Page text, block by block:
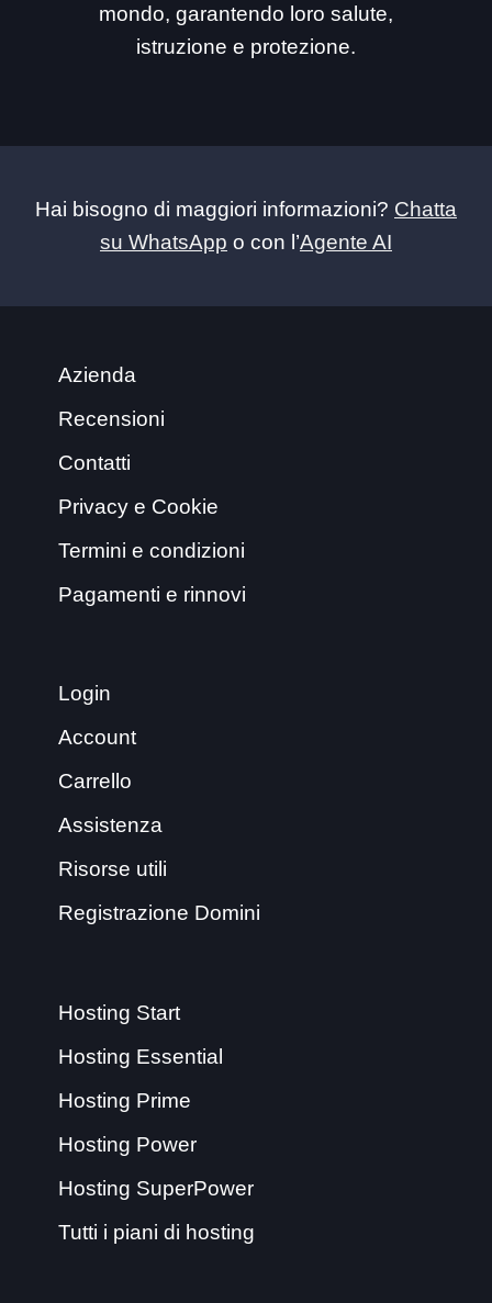
mondo, garantendo loro salute,
istruzione e protezione.
Hai bisogno di maggiori informazioni? Chatta
su WhatsApp o con l’Agente AI
Azienda
Recensioni
Contatti
Privacy e Cookie
Termini e condizioni
Pagamenti e rinnovi
Login
Account
Carrello
Assistenza
Risorse utili
Registrazione Domini
Hosting Start
Hosting Essential
Hosting Prime
Hosting Power
Hosting SuperPower
Tutti i piani di hosting